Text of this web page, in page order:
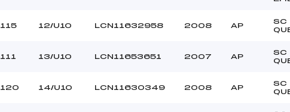
115 12/U10 LCN11632958 2008 AP
SC
111 13/U10 LCN11653651 2007 AP
SC
120 14/U10 LCN11630349 2008 AP
SC